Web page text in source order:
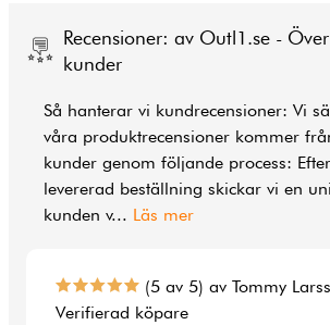
Recensioner: av Outl1.se -
kunder
Så hanterar vi kundrecensioner: Vi
våra produktrecensioner kommer
kunder genom följande process:
levererad beställning skickar vi en
kunden v... Läs mer
(5 av 5) av Tommy
Verifierad köpare